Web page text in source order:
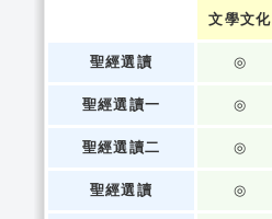
文學文化
聖經選讀 ◎
聖經選讀一 ◎
聖經選讀二 ◎
聖經選讀 ◎